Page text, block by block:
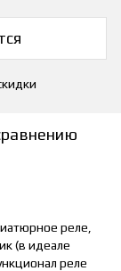
реле,
(в идеале
реле